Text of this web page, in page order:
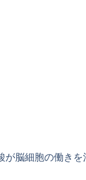
脳細胞の働き